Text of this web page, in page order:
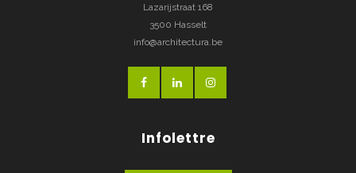
Lazarijstraat 168
3500 Hasselt
info@architectura.be
Infolettre